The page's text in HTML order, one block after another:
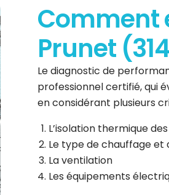
Comment
Prunet
Le diagnostic de
professionnel certifié, qui
en considérant plusieurs
L’isolation thermique
Le type de chauffage et
La ventilation
Les équipements